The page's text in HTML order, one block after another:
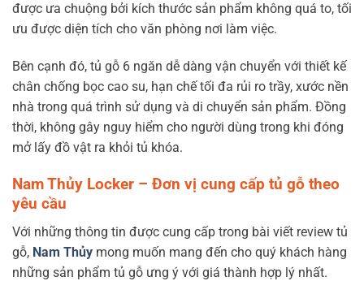
được ưa chuộng bởi kích thước sản phẩm không quá to, tối
ưu được diện tích cho văn phòng nơi làm việc.
Bên cạnh đó, tủ gỗ 6 ngăn dễ dàng vận chuyển với thiết kế
chân chống bọc cao su, hạn chế tối đa rủi ro trầy, xước nền
nhà trong quá trình sử dụng và di chuyển sản phẩm. Đồng
thời, không gây nguy hiểm cho người dùng trong khi đóng
mở lấy đồ vật ra khỏi tủ khóa.
Nam Thủy Locker – Đơn vị cung cấp tủ gỗ theo
yêu cầu
Với những thông tin được cung cấp trong bài viết review tủ
gỗ, Nam Thủy mong muốn mang đến cho quý khách hàng
những sản phẩm tủ gỗ ưng ý với giá thành hợp lý nhất.